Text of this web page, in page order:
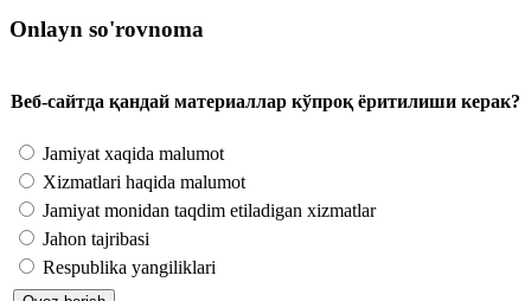
Onlayn so'rovnoma
Веб-сайтда қандай материаллар кўпроқ ёритилиши керак?
Jamiyat xaqida malumot
Xizmatlari haqida malumot
Jamiyat monidan taqdim etiladigan xizmatlar
Jahon tajribasi
Respublika yangiliklari